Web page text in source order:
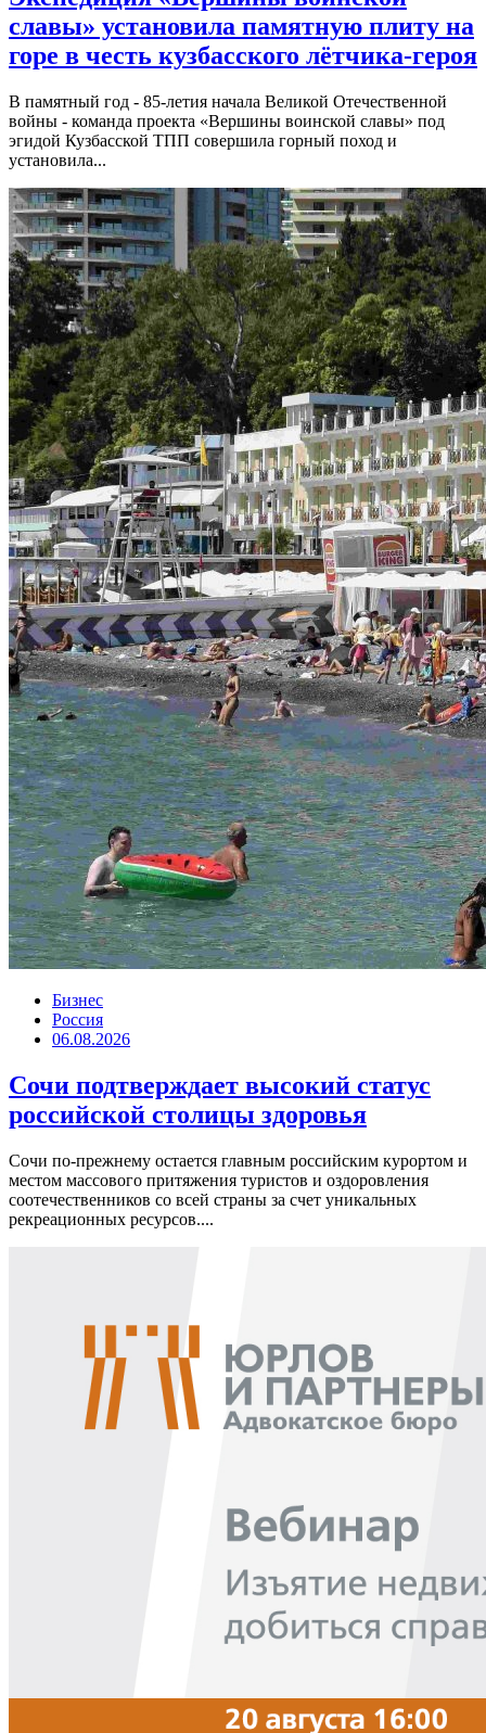
славы» установила памятную плиту на
горе в честь кузбасского лётчика-героя
В памятный год - 85-летия начала Великой Отечественной
войны - команда проекта «Вершины воинской славы» под
эгидой Кузбасской ТПП совершила горный поход и
установила...
Бизнес
Россия
06.08.2026
Сочи подтверждает высокий статус
российской столицы здоровья
Сочи по-прежнему остается главным российским курортом и
местом массового притяжения туристов и оздоровления
соотечественников со всей страны за счет уникальных
рекреационных ресурсов....